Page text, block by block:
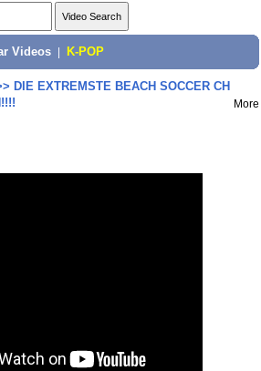
Videos K-POP
DIE EXTREMSTE BEACH SOCCER CH
More